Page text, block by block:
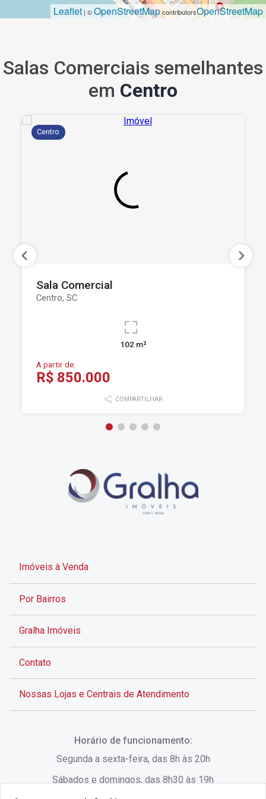
Leaflet | ©OpenStreetMapcontributorsOpenStreetMap
Salas Comerciais semelhantes
em Centro
Centro
Sala Comercial
Centro, SC
102 m²
A partir de:
R$ 850.000
COMPARTILHAR
Imóveis à Venda
Por Bairros
Gralha Imóveis
Contato
Nossas Lojas e Centrais de Atendimento
Horário de funcionamento:
Segunda a sexta-feira, das 8h às 20h
Sábados e domingos, das 8h30 às 19h